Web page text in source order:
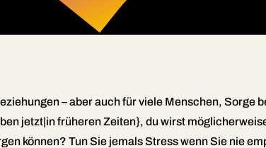
– aber auch für viele Menschen, Sorge
jetzt|in früheren Zeiten}, du wirst
können? Tun Sie jemals Stress wenn Sie nie